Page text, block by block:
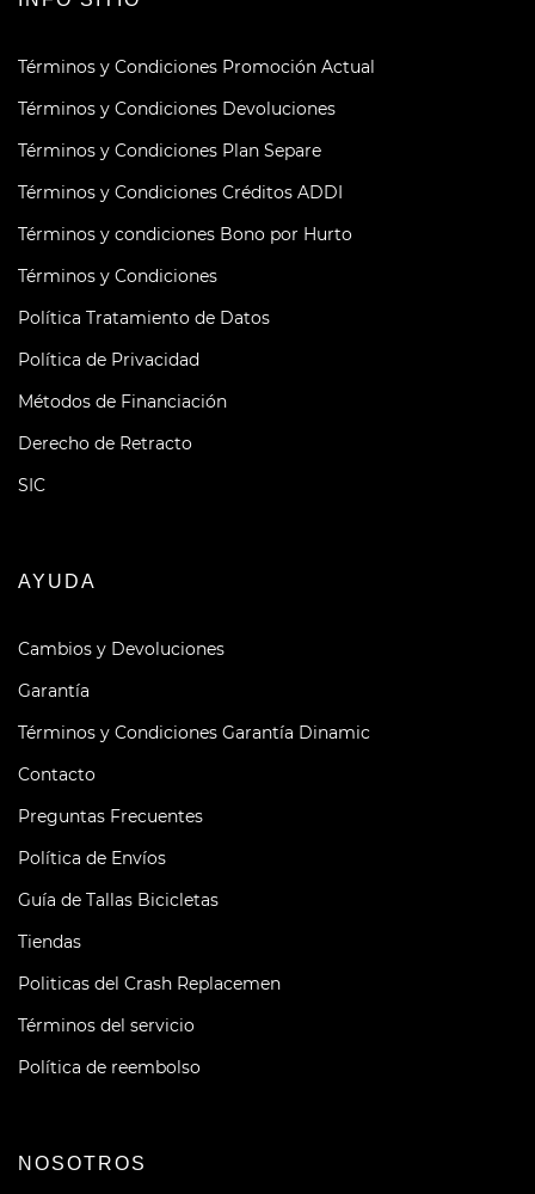
Términos y Condiciones Promoción Actual
Términos y Condiciones Devoluciones
Términos y Condiciones Plan Separe
Términos y Condiciones Créditos ADDI
Términos y condiciones Bono por Hurto
Términos y Condiciones
Política Tratamiento de Datos
Política de Privacidad
Métodos de Financiación
Derecho de Retracto
SIC
AYUDA
Cambios y Devoluciones
Garantía
Términos y Condiciones Garantía Dinamic
Contacto
Preguntas Frecuentes
Política de Envíos
Guía de Tallas Bicicletas
Tiendas
Politicas del Crash Replacemen
Términos del servicio
Política de reembolso
NOSOTROS